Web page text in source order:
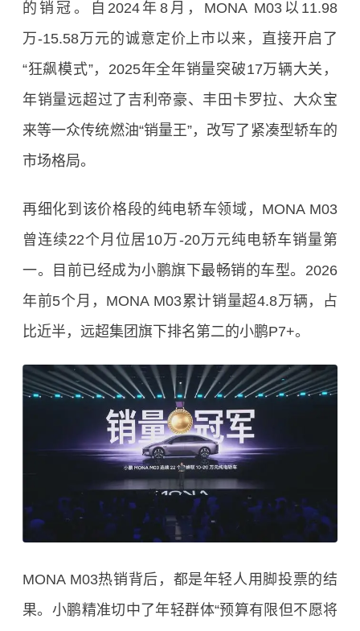
的销冠。自2024年8月，MONA M03以11.98
万-15.58万元的诚意定价上市以来，直接开启了
“狂飙模式”，2025年全年销量突破17万辆大关，
年销量远超过了吉利帝豪、丰田卡罗拉、大众宝
来等一众传统燃油“销量王”，改写了紧凑型轿车的
市场格局。
再细化到该价格段的纯电轿车领域，MONA M03
曾连续22个月位居10万-20万元纯电轿车销量第
一。目前已经成为小鹏旗下最畅销的车型。2026
年前5个月，MONA M03累计销量超4.8万辆，占
比近半，远超集团旗下排名第二的小鹏P7+。
MONA M03热销背后，都是年轻人用脚投票的结
果。小鹏精准切中了年轻群体“预算有限但不愿将